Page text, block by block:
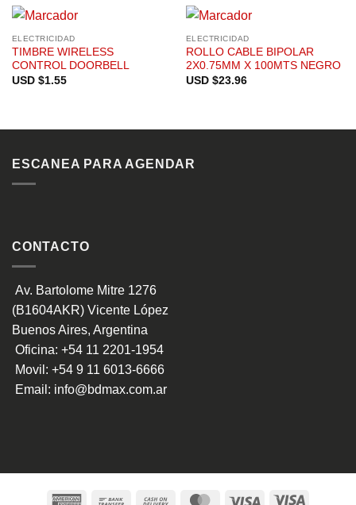
ELECTRICIDAD
TIMBRE WIRELESS
CONTROL DOORBELL
USD $1.55
ELECTRICIDAD
ROLLO CABLE BIPOLAR
2X0.75MM X 100MTS NEGRO
USD $23.96
ESCANEA PARA AGENDAR
CONTACTO
Av. Bartolome Mitre 1276
(B1604AKR) Vicente López
Buenos Aires, Argentina
Oficina: +54 11 2201-1954
Movil: +54 9 11 6013-6666
Email: info@bdmax.com.ar
American Bank Cash MasterCardVisa Visa